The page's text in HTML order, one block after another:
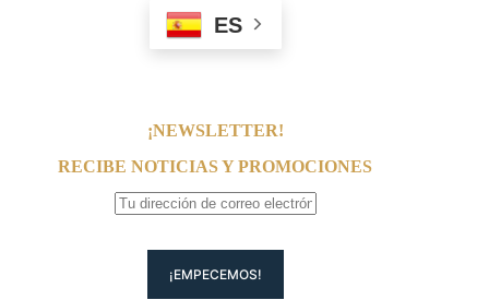
ES
¡NEWSLETTER!
RECIBE NOTICIAS Y PROMOCIONES